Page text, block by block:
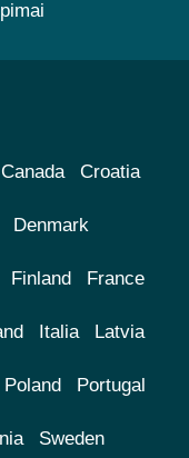
Canada Croatia
Denmark
Finland France
Italia Latvia
Poland Portugal
Sweden